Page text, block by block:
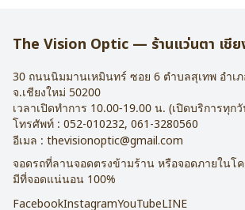
The Vision Optic — ร้านแว่นตา เชีย
30 ถนนนิมมานเหมินทร์ ซอย 6 ตำบลสุเทพ อำเ
จ.เชียงใหม่ 50200
เวลาเปิดทำการ 10.00-19.00 น. (เปิดบริการทุก
โทรศัพท์ : 052-010232, 061-3280560
อีเมล : thevisionoptic@gmail.com
จอดรถที่ลานจอดตรงข้ามร้าน หรือจอดภายในโ
มีที่จอดแน่นอน 100%
FacebookInstagramYouTubeLINE